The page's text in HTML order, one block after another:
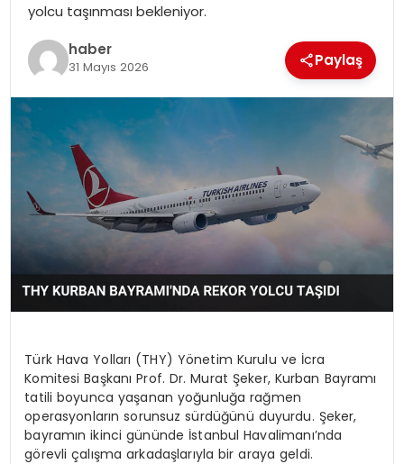
yolcu taşınması bekleniyor.
haber
31 Mayıs 2026 Paylaş
Türk Hava Yolları (THY) Yönetim Kurulu ve İcra
Komitesi Başkanı Prof. Dr. Murat Şeker, Kurban Bayramı
tatili boyunca yaşanan yoğunluğa rağmen
operasyonların sorunsuz sürdüğünü duyurdu. Şeker,
bayramın ikinci gününde İstanbul Havalimanı’nda
görevli çalışma arkadaşlarıyla bir araya geldi.